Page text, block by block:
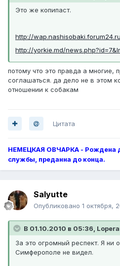
Это же копипаст.
http://
http://yorkie.md/
потому что это правда а многие,
соглашаться. да дело не в этом
отношении к собакам
Цитата
НЕМЕЦКАЯ ОВЧАРКА - Рождена
службы, преданна до конца.
Salyutte
Опубликовано 1 октября,
В 01.10.2010 в 05:36,
За это огромный респект. Я ни
Симферополе не видел.